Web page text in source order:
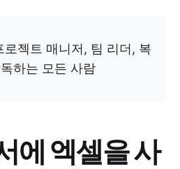
로젝트 매니저, 팀 리더, 복
하는 모든 사람
에 엑셀을 사